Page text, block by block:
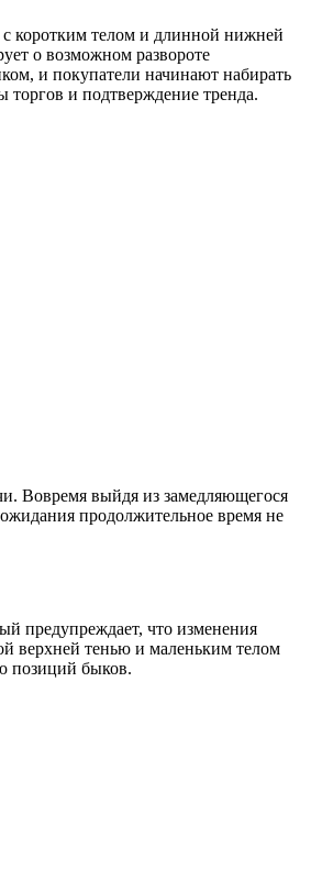
с коротким телом и длинной нижней
о возможном развороте
и покупатели начинают набирать
торгов и подтверждение тренда.
Вовремя выйдя из замедляющегося
продолжительное время не
предупреждает, что изменения
верхней тенью и маленьким телом
позиций быков.